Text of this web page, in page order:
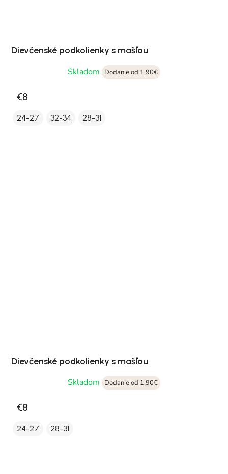
Dievčenské podkolienky s mašľou
Skladom
Dodanie od 1,90€
€8
24-27 32-34 28-31
Dievčenské podkolienky s mašľou
Skladom
Dodanie od 1,90€
€8
24-27 28-31